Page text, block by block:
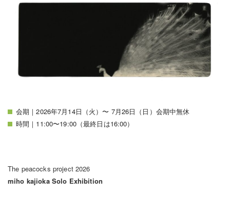
会期｜2026年7月14日（火）〜 7月26日（日）会期中無休
時間｜11:00〜19:00（最終日は16:00）
The peacocks project 2026
miho kajioka Solo Exhibition